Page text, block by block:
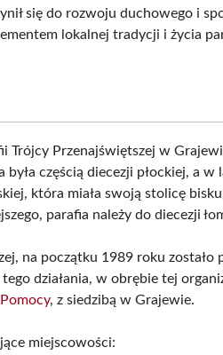
się do rozwoju duchowego i
lokalnej tradycji i życia
Trójcy Przenajświętszej w
częścią diecezji płockiej, a w
która miała swoją stolicę
parafia należy do diecezji
na początku 1989 roku zostało
działania, w obrębie tej
, z siedzibą w Grajewie.
miejscowości: